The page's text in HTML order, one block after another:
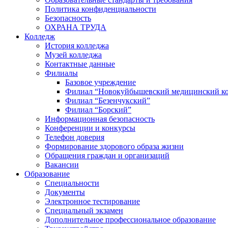
Политика конфиденциальности
Безопасность
ОХРАНА ТРУДА
Колледж
История колледжа
Музей колледжа
Контактные данные
Филиалы
Базовое учреждение
Филиал “Новокуйбышевский медицинский
Филиал “Безенчукский”
Филиал “Борский”
Информационная безопасность
Конференции и конкурсы
Телефон доверия
Формирование здорового образа жизни
Обращения граждан и организаций
Вакансии
Образование
Специальности
Документы
Электронное тестирование
Специальный экзамен
Дополнительное профессиональное образование